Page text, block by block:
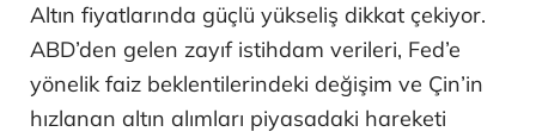
Altın fiyatlarında güçlü yükseliş dikkat çekiyor.
ABD’den gelen zayıf istihdam verileri, Fed’e
yönelik faiz beklentilerindeki değişim ve Çin’in
hızlanan altın alımları piyasadaki hareketi